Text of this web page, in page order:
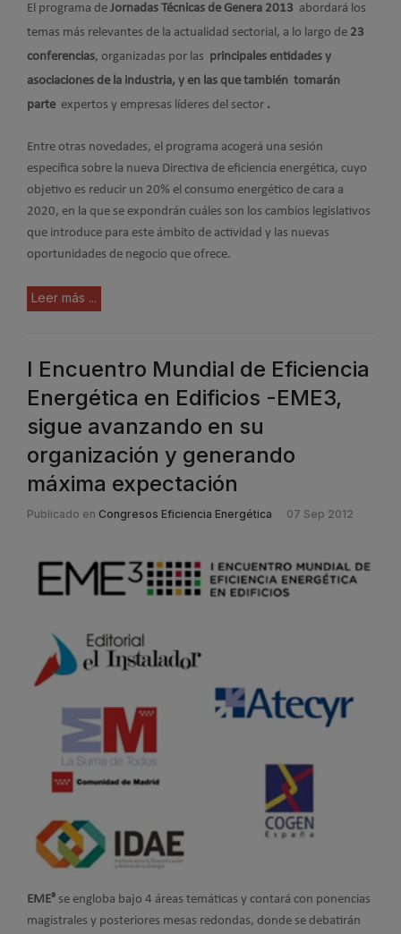
El programa de Jornadas Técnicas de Genera 2013 abordará los
temas más relevantes de la actualidad sectorial, a lo largo de 23
conferencias, organizadas por las principales entidades y
asociaciones de la industria, y en las que también tomarán
parte expertos y empresas líderes del sector .
Entre otras novedades, el programa acogerá una sesión
específica sobre la nueva Directiva de eficiencia energética, cuyo
objetivo es reducir un 20% el consumo energético de cara a
2020, en la que se expondrán cuáles son los cambios legislativos
que introduce para este ámbito de actividad y las nuevas
oportunidades de negocio que ofrece.
Leer más ...
I Encuentro Mundial de Eficiencia
Energética en Edificios -EME3,
sigue avanzando en su
organización y generando
máxima expectación
Publicado en Congresos Eficiencia Energética 07 Sep 2012
EME³ se engloba bajo 4 áreas temáticas y contará con ponencias
magistrales y posteriores mesas redondas, donde se debatirán